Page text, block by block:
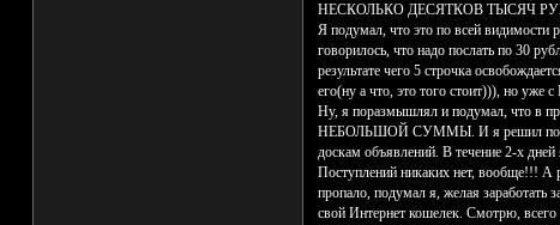
НЕСКОЛЬКО ДЕСЯТКОВ ТЫСЯЧ
Я подумал, что это по всей
говорилось, что надо послать по 30
результате чего 5 строчка
его(ну а что, это того стоит))), но
Ну, я поразмышлял и подумал, что в
НЕБОЛЬШОЙ СУММЫ. И я решил
доскам объявлений. В течение 2-х
Поступлений никаких нет, вообще!!! А
пропало, подумал я, желая заработать
свой Интернет кошелек. Смотрю, всего